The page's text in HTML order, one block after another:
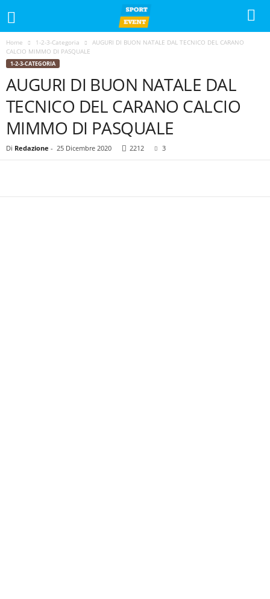
Home 1-2-3-Categoria
AUGURI DI BUON NATALE DAL TECNICO DEL CARANO
CALCIO MIMMO DI PASQUALE
1-2-3-CATEGORIA
AUGURI DI BUON NATALE DAL
TECNICO DEL CARANO CALCIO
MIMMO DI PASQUALE
Di Redazione - 25 Dicembre 2020 2212 3